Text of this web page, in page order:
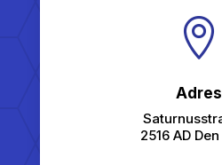

Adres
2516 AD